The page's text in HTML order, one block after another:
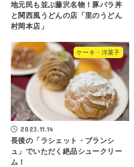
地元民も並ぶ藤沢名物！豚バラ丼
と関西風うどんの店「里のうどん
村岡本店」
ケーキ・洋菓子
2023.11.14
長後の「ラシェット・ブランシ
ュ」でいただく絶品シュークリー
ム！